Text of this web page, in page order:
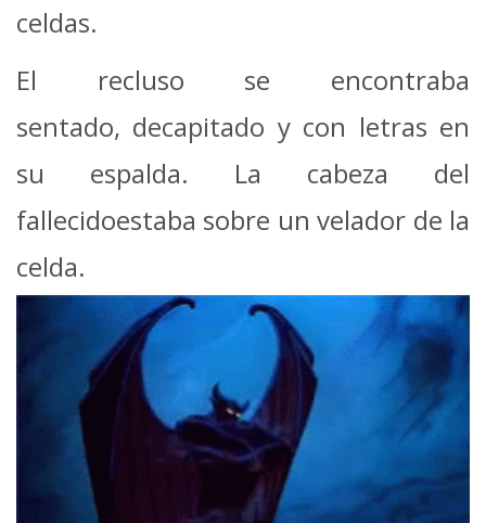
celdas.
El recluso se encontraba
sentado, decapitado y con letras en
su espalda. La cabeza del
fallecidoestaba sobre un velador de la
celda.